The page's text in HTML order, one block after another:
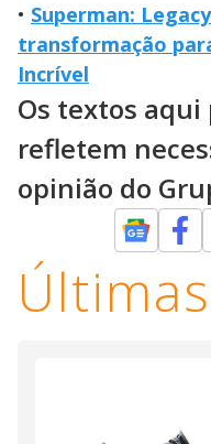
• Superman:
transformação
Incrível
Os textos
refletem
opinião do
Últimas